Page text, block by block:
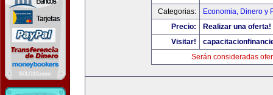
Categorias:
Economia, Dinero y
Precio:
Realizar una oferta!
Visitar!
Serán consideradas